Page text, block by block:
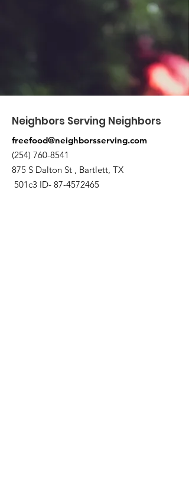
Neighbors Serving Neighbors
freefood@neighborsserving.com
(254) 760-8541
875 S Dalton St , Bartlett, TX
501c3 ID- 87-4572465